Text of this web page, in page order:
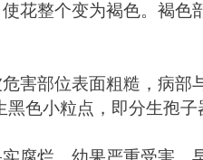
花整个变为褐色。褐色
部位表面粗糙，病部
色小粒点，即分生孢子